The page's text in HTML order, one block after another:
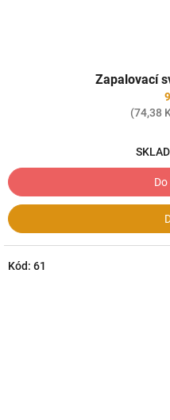
Zapalovací
(74,38
Kód: 61